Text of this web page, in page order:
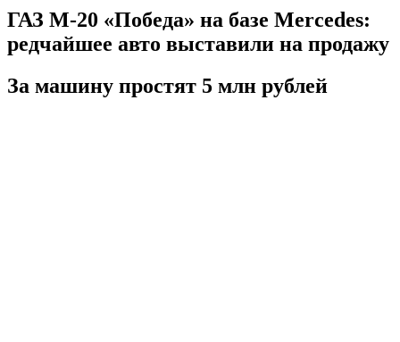
ГАЗ М-20 «Победа» на базе Mercedes:
редчайшее авто выставили на продажу
За машину простят 5 млн рублей